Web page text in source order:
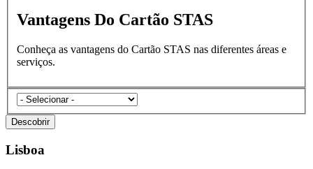
Vantagens Do Cartão STAS
Conheça as vantagens do Cartão STAS nas diferentes áreas e
serviços.
categories
Descobrir
Lisboa